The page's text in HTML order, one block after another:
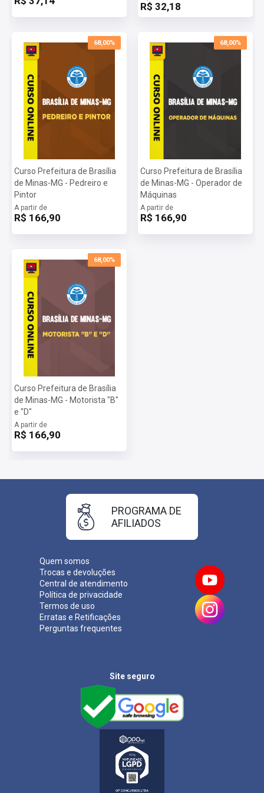
inovadoras são cuidadosamente elaboradas para oferecer uma
ferramentas necessárias para alcançar o seu objetivo.
Mais informações sobre o concurso Prefeitura de Brasília de
Minas-MG 2024:
Vagas:
87 vagas
Inscrições:
De 12/09/2024 a 10/10/2024
Salário:
R$ 1.412,00
Taxa de Inscrição:R$ 90,00
Provas:
Organizadora:
R$ 32,18
68,00%
Curso Prefeitura de Brasília
de Minas-MG - Pedreiro e
Pintor
A partir de
R$ 166,90
68,00%
Curso Prefeitura de Brasília
de Minas-MG - Operador de
Máquinas
A partir de
R$ 166,90
68,00%
Curso Prefeitura de Brasília
de Minas-MG - Motorista "B"
e "D"
A partir de
R$ 166,90
Quem somos
Trocas e devoluções
Central de atendimento
Política de privacidade
Termos de uso
Erratas e Retificações
Perguntas frequentes
PROGRAMA DE
AFILIADOS
Site seguro